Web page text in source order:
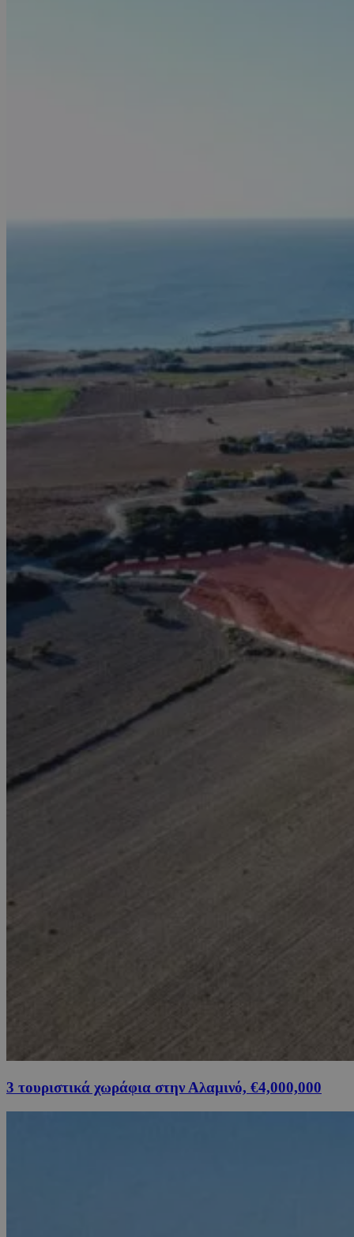
3 τουριστικά χωράφια στην Αλαμινό, €4,000,000